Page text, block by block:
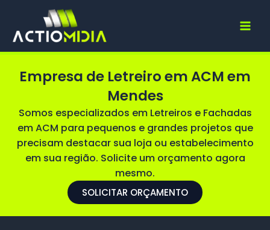
Empresa de Letreiro em ACM em
Mendes
Somos especializados em Letreiros e Fachadas
em ACM para pequenos e grandes projetos que
precisam destacar sua loja ou estabelecimento
em sua região. Solicite um orçamento agora
mesmo.
SOLICITAR ORÇAMENTO